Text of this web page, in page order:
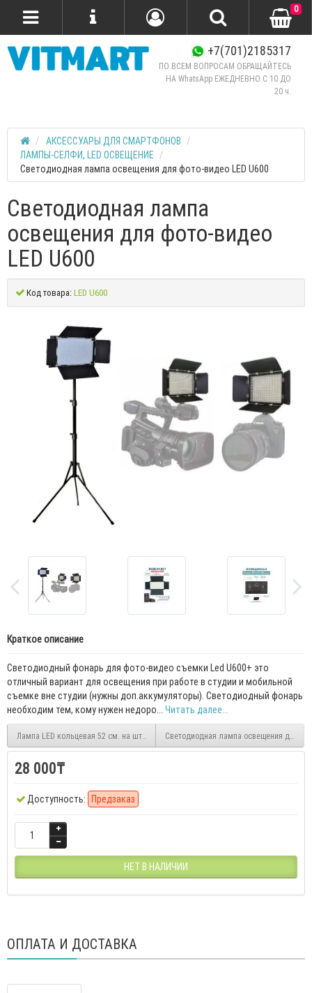
+7(701)2185317
ПО ВСЕМ ВОПРОСАМ ОБРАЩАЙТЕСЬ
НА WhatsApp ЕЖЕДНЕВНО C 10 ДО
20 ч.
0
АКСЕССУАРЫ ДЛЯ СМАРТФОНОВ
ЛАМПЫ-СЕЛФИ, LED ОСВЕЩЕНИЕ
Светодиодная лампа освещения для фото-видео LED U600
Светодиодная лампа
освещения для фото-видео
LED U600
Код товара:LED U600
Краткое описание
Светодиодный фонарь для фото-видео съемки Led U600+ это
отличный вариант для освещения при работе в студии и мобильной
съемке вне студии (нужны доп.аккумуляторы). Светодиодный фонарь
необходим тем, кому нужен недоро... Читать далее...
Лампа LED кольцевая 52 см. на штативе Светодиодная лампа освещения для
28 000₸
Доступность: Предзаказ
НЕТ В НАЛИЧИИ
ОПЛАТА И ДОСТАВКА